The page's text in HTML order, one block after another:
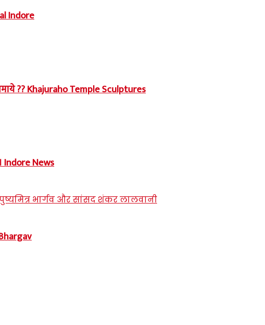
Indore
?? Khajuraho Temple Sculptures
Indore News